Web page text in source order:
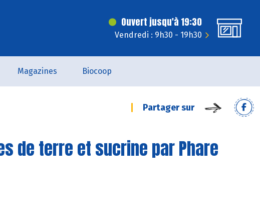
Ouvert jusqu'à 19:30
Vendredi : 9h30 - 19h30
Magazines Biocoop
Partager sur
de terre et sucrine par Phare